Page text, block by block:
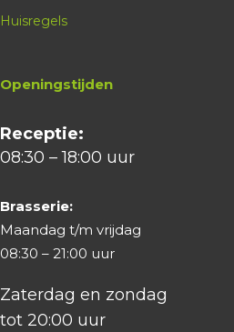
Huisregels
Openingstijden
Receptie:
08:30 – 18:00 uur
Brasserie:
Maandag t/m vrijdag
08:30 – 21:00 uur
Zaterdag en zondag
tot 20:00 uur